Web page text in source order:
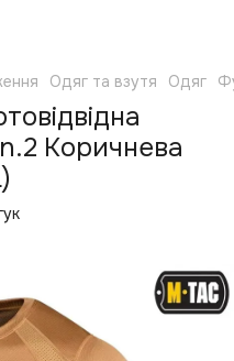
Одяг та взутя Одяг
Коричнева